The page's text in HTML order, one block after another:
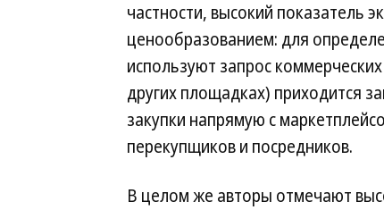
частности, высокий показатель
ценообразованием: для
используют запрос
других площадках) приходится
закупки напрямую с
перекупщиков и посредников.
В целом же авторы отмечают